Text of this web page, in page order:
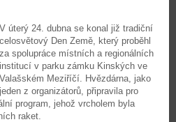
V úterý 24. dubna se konal již tradiční
celosvětový Den Země, který proběhl
za spolupráce místních a regionálních
institucí v parku zámku Kinských ve
Valašském Meziříčí. Hvězdárna, jako
jeden z organizátorů, připravila pro
program, jehož vrcholem byla
raket.